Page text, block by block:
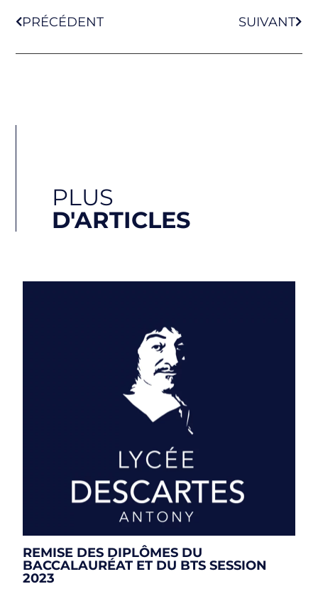
PRÉCÉDENT SUIVANT
PLUS
D'ARTICLES
REMISE DES DIPLÔMES DU
BACCALAURÉAT ET DU BTS SESSION
2023